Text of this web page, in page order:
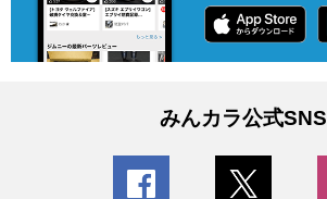
みんカラ公式SNS